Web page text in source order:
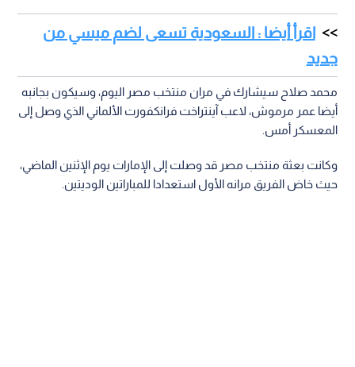
اقرأ أيضا : السعودية تسعى لضم ميسي من
جديد
محمد صلاح سيشارك في مران منتخب مصر اليوم، وسيكون بجانبه
أيضا عمر مرموش، لاعب آينتراخت فرانكفورت الألماني الذي وصل إلى
المعسكر أمس.
وكانت بعثة منتخب مصر قد وصلت إلى الإمارات يوم الإثنين الماضي،
حيث خاض الفريق مرانه الأول استعدادا للمباراتين الوديتين.